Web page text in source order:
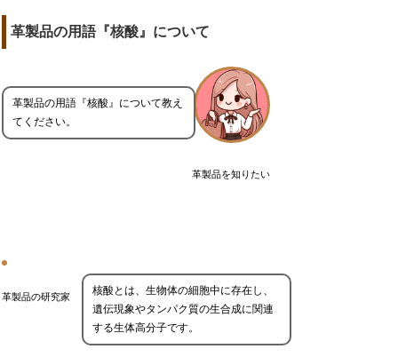
革製品の用語『核酸』について
革製品を知りたい
革製品の用語『核酸』について教え
てください。
革製品の研究家
核酸とは、生物体の細胞中に存在し、
遺伝現象やタンパク質の生合成に関連
する生体高分子です。